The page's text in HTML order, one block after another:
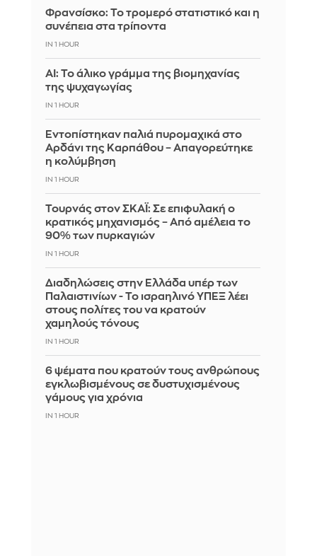
Φρανσίσκο: Το τρομερό στατιστικό και η
συνέπεια στα τρίποντα
IN 1 HOUR
AI: Το άλικο γράμμα της βιομηχανίας
της ψυχαγωγίας
IN 1 HOUR
Εντοπίστηκαν παλιά πυρομαχικά στο
Αρδάνι της Καρπάθου – Απαγορεύτηκε
η κολύμβηση
IN 1 HOUR
Τουρνάς στον ΣΚΑΪ: Σε επιφυλακή ο
κρατικός μηχανισμός – Από αμέλεια το
90% των πυρκαγιών
IN 1 HOUR
Διαδηλώσεις στην Ελλάδα υπέρ των
Παλαιστινίων - Το ισραηλινό ΥΠΕΞ λέει
στους πολίτες του να κρατούν
χαμηλούς τόνους
IN 1 HOUR
6 ψέματα που κρατούν τους ανθρώπους
εγκλωβισμένους σε δυστυχισμένους
γάμους για χρόνια
IN 1 HOUR